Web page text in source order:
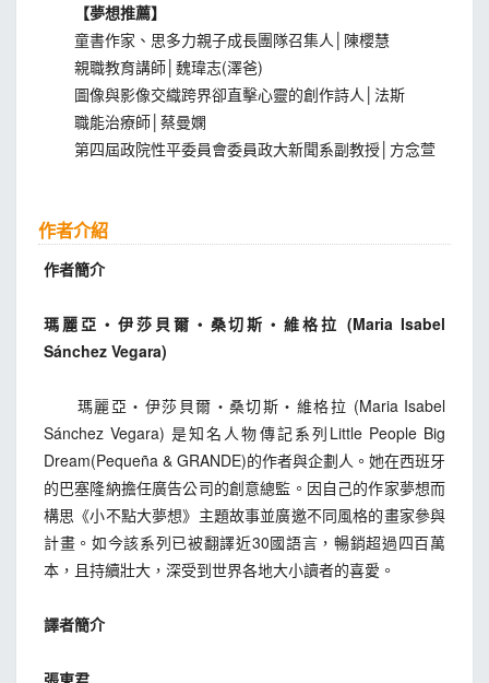
【夢想推薦】
童書作家、思多力親子成長團隊召集人│陳櫻慧
親職教育講師│魏瑋志(澤爸)
圖像與影像交織跨界卻直擊心靈的創作詩人│法斯
職能治療師│蔡曼嫻
第四屆政院性平委員會委員政大新聞系副教授│方念萱
作者介紹
作者簡介
瑪麗亞‧伊莎貝爾‧桑切斯‧維格拉 (Maria Isabel
Sánchez Vegara)
瑪麗亞‧伊莎貝爾‧桑切斯‧維格拉 (Maria Isabel
Sánchez Vegara) 是知名人物傳記系列Little People Big
Dream(Pequeña & GRANDE)的作者與企劃人。她在西班牙
的巴塞隆納擔任廣告公司的創意總監。因自己的作家夢想而
構思《小不點大夢想》主題故事並廣邀不同風格的畫家參與
計畫。如今該系列已被翻譯近30國語言，暢銷超過四百萬
本，且持續壯大，深受到世界各地大小讀者的喜愛。
譯者簡介
張東君